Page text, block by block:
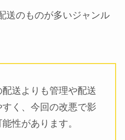
送のものが多いジャンル
送よりも管理や配送
く、今回の改悪で影
性があります。